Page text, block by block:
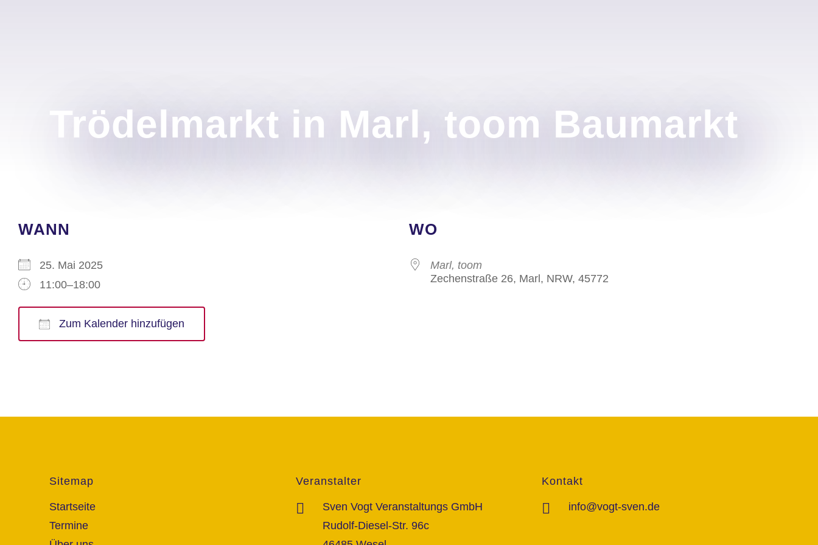
Trödelmarkt in Marl, toom Baumarkt
WANN
25. Mai 2025
11:00–18:00
Zum Kalender hinzufügen
WO
Marl, toom
Zechenstraße 26, Marl, NRW, 45772
Sitemap
Startseite
Termine
Veranstalter
Sven Vogt Veranstaltungs GmbH
Rudolf-Diesel-Str. 96c
Kontakt
info@vogt-sven.de